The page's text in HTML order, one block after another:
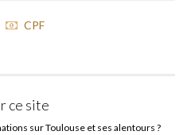
CPF
ce site
sur Toulouse et ses alentours ?